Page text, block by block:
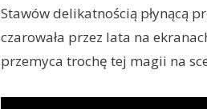
Stawów delikatnością płynącą
czarowała przez lata na
przemyca trochę tej magii na